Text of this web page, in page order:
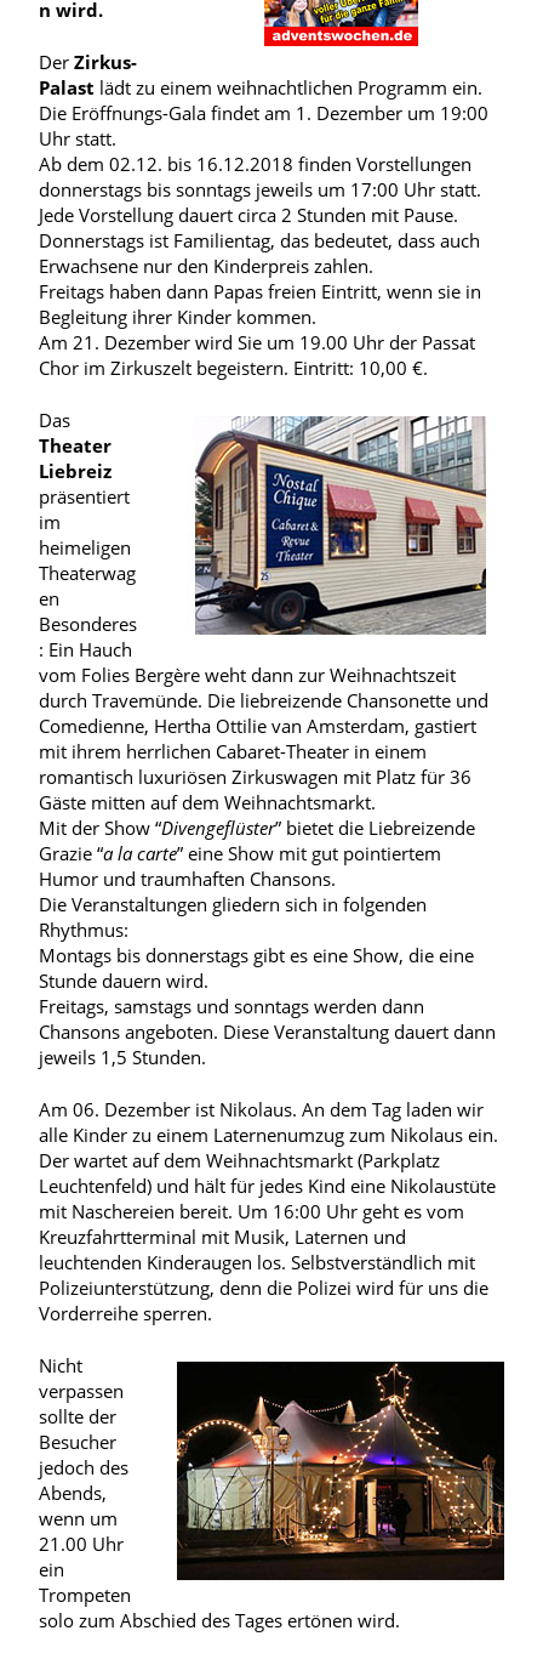
n wird.
Der Zirkus-
Palast lädt zu einem weihnachtlichen Programm ein.
Die Eröffnungs-Gala findet am 1. Dezember um 19:00
Uhr statt.
Ab dem 02.12. bis 16.12.2018 finden Vorstellungen
donnerstags bis sonntags jeweils um 17:00 Uhr statt.
Jede Vorstellung dauert circa 2 Stunden mit Pause.
Donnerstags ist Familientag, das bedeutet, dass auch
Erwachsene nur den Kinderpreis zahlen.
Freitags haben dann Papas freien Eintritt, wenn sie in
Begleitung ihrer Kinder kommen.
Am 21. Dezember wird Sie um 19.00 Uhr der Passat
Chor im Zirkuszelt begeistern. Eintritt: 10,00 €.
Das
Theater
Liebreiz
präsentiert
im
heimeligen
Theaterwag
en
Besonderes
: Ein Hauch
vom Folies Bergère weht dann zur Weihnachtszeit
durch Travemünde. Die liebreizende Chansonette und
Comedienne, Hertha Ottilie van Amsterdam, gastiert
mit ihrem herrlichen Cabaret-Theater in einem
romantisch luxuriösen Zirkuswagen mit Platz für 36
Gäste mitten auf dem Weihnachtsmarkt.
Mit der Show “Divengeflüster” bietet die Liebreizende
Grazie “a la carte” eine Show mit gut pointiertem
Humor und traumhaften Chansons.
Die Veranstaltungen gliedern sich in folgenden
Rhythmus:
Montags bis donnerstags gibt es eine Show, die eine
Stunde dauern wird.
Freitags, samstags und sonntags werden dann
Chansons angeboten. Diese Veranstaltung dauert dann
jeweils 1,5 Stunden.
Am 06. Dezember ist Nikolaus. An dem Tag laden wir
alle Kinder zu einem Laternenumzug zum Nikolaus ein.
Der wartet auf dem Weihnachtsmarkt (Parkplatz
Leuchtenfeld) und hält für jedes Kind eine Nikolaustüte
mit Naschereien bereit. Um 16:00 Uhr geht es vom
Kreuzfahrtterminal mit Musik, Laternen und
leuchtenden Kinderaugen los. Selbstverständlich mit
Polizeiunterstützung, denn die Polizei wird für uns die
Vorderreihe sperren.
Nicht
verpassen
sollte der
Besucher
jedoch des
Abends,
wenn um
21.00 Uhr
ein
Trompeten
solo zum Abschied des Tages ertönen wird.